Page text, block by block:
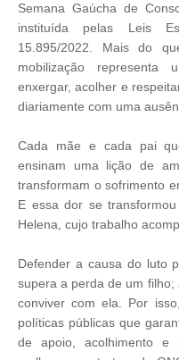
Semana Gaúcha de
instituída pelas Leis
15.895/2022. Mais do
mobilização representa
enxergar, acolher e
diariamente com uma
Cada mãe e cada pai
ensinam uma lição de
transformam o sofrimento
E essa dor se
Helena, cujo trabalho
Defender a causa do luto
supera a perda de um
conviver com ela. Por
políticas públicas que
de apoio, acolhimento e